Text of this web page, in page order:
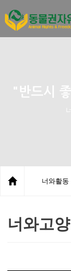
"반드시
너와활동
너와고